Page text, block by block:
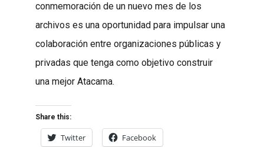
conmemoración de un nuevo mes de los
archivos es una oportunidad para impulsar una
colaboración entre organizaciones públicas y
privadas que tenga como objetivo construir
una mejor Atacama.
Share this:
Twitter Facebook